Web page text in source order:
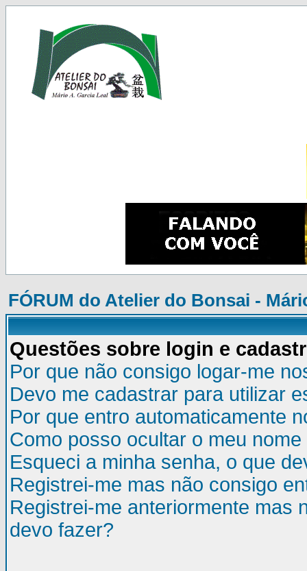
FÓRUM do Atelier do Bonsai -
Questões sobre login e
Por que não consigo logar-me
Devo me cadastrar para utilizar
Por que entro automaticamente
Como posso ocultar o meu
Esqueci a minha senha, o que
Registrei-me mas não consigo
Registrei-me anteriormente mas
devo fazer?